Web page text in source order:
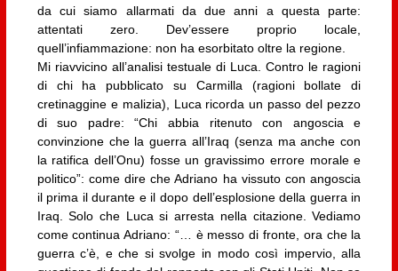
da cui siamo allarmati da due anni a questa parte:
attentati zero. Dev’essere proprio locale,
quell’infiammazione: non ha esorbitato oltre la regione.
Mi riavvicino all’analisi testuale di Luca. Contro le ragioni
di chi ha pubblicato su Carmilla (ragioni bollate di
cretinaggine e malizia), Luca ricorda un passo del pezzo
di suo padre: “Chi abbia ritenuto con angoscia e
convinzione che la guerra all’Iraq (senza ma anche con
la ratifica dell’Onu) fosse un gravissimo errore morale e
politico”: come dire che Adriano ha vissuto con angoscia
il prima il durante e il dopo dell’esplosione della guerra in
Iraq. Solo che Luca si arresta nella citazione. Vediamo
come continua Adriano: “… è messo di fronte, ora che la
guerra c’è, e che si svolge in modo così impervio, alla